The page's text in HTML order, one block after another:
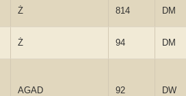
Ż 814 DM
Ż 94 DM
AGAD 92 DW